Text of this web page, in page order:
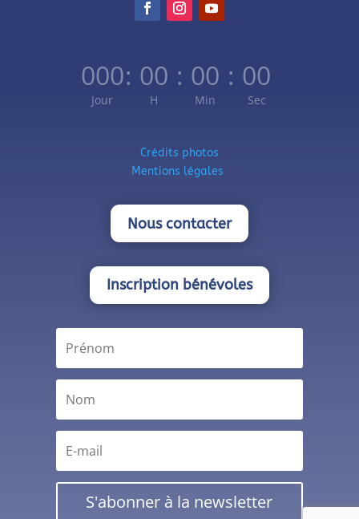
000
Jour
: 00
H
: 00
Min
: 00
Sec
Crédits photos
Mentions légales
Nous contacter
Inscription bénévoles
S'abonner à la newsletter